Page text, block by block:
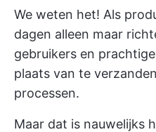
We weten het! Als
dagen alleen maar
gebruikers en
plaats van te
processen.
Maar dat is nauwelijks